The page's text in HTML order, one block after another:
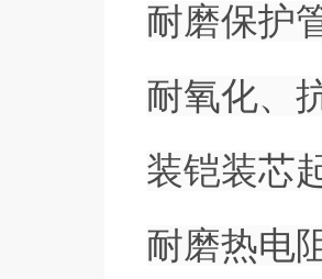
耐磨保护
耐氧化、
装铠装芯
耐磨热电